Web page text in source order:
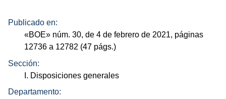
Publicado en:
«BOE» núm. 30, de 4 de febrero de 2021, páginas
12736 a 12782 (47 págs.)
Sección:
I. Disposiciones generales
Departamento: